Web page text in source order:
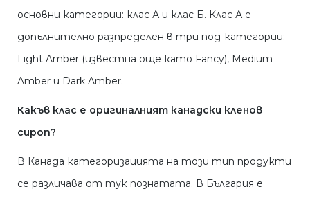
основни категории: клас А и клас Б. Клас А е
допълнително разпределен в три под-категории:
Light Amber (известна още като Fancy), Medium
Amber и Dark Amber.
Какъв клас е оригиналният канадски кленов
сироп?
В Канада категоризацията на този тип продукти
се различава от тук познатата. В България е